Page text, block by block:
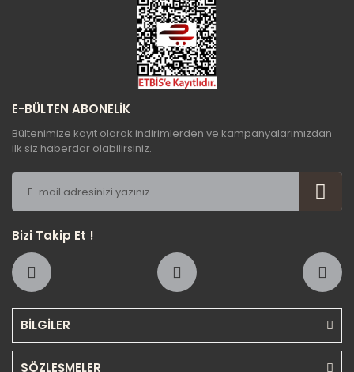
Gönder
BİLGİLER
SÖZLEŞMELER
E-BÜLTEN ABONELİK
Bültenimize kayıt olarak indirimlerden ve kampanyalarımızdan
ilk siz haberdar olabilirsiniz.
Bizi Takip Et !